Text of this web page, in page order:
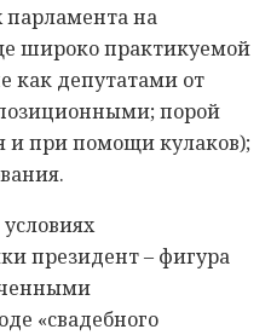
парламента на
широко практикуемой
как депутатами от
порой
и при помощи кулаков);
президент – фигура
«свадебного